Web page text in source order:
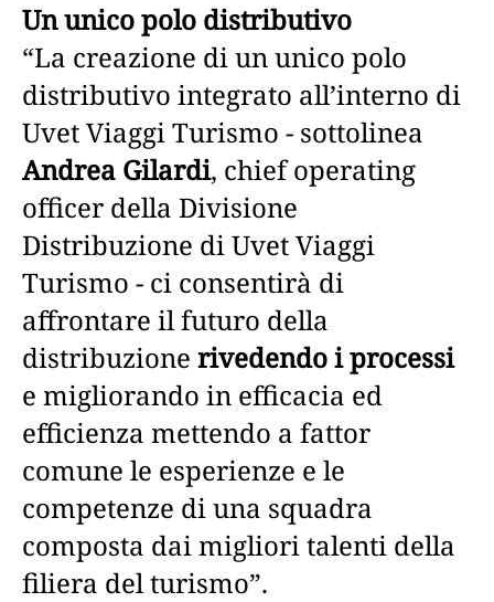
Un unico polo distributivo
“La creazione di un unico polo
distributivo integrato all’interno di
Uvet Viaggi Turismo - sottolinea
Andrea Gilardi, chief operating
officer della Divisione
Distribuzione di Uvet Viaggi
Turismo - ci consentirà di
affrontare il futuro della
distribuzione rivedendo i processi
e migliorando in efficacia ed
efficienza mettendo a fattor
comune le esperienze e le
competenze di una squadra
composta dai migliori talenti della
filiera del turismo”.